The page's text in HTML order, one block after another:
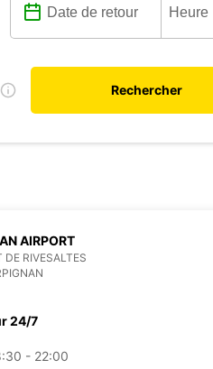
Rechercher
AIRPORT
DE RIVESALTES
24/7
- 22:00